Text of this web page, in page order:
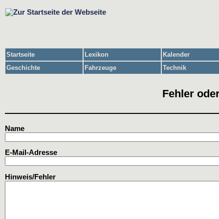
Startseite Lexikon
Kalender
Geschichte
Fahrzeuge Technik
Fehler
Name
E-Mail-Adresse
Hinweis/Fehler